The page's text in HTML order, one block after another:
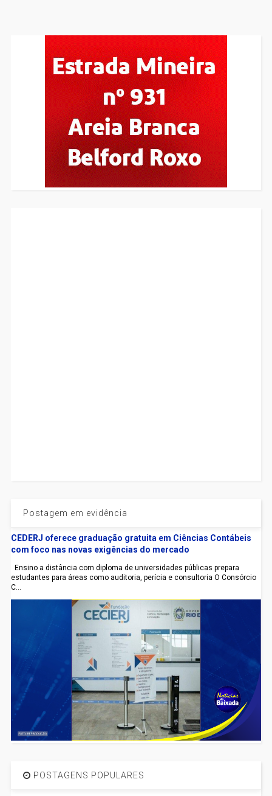
Postagem em evidência
CEDERJ oferece graduação gratuita em Ciências Contábeis
com foco nas novas exigências do mercado
Ensino a distância com diploma de universidades públicas prepara
estudantes para áreas como auditoria, perícia e consultoria O Consórcio
C...
POSTAGENS POPULARES